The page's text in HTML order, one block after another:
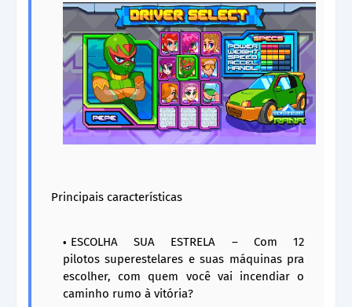
Principais características
ESCOLHA SUA ESTRELA – Com 12
pilotos superestelares e suas máquinas pra
escolher, com quem você vai incendiar o
caminho rumo à vitória?